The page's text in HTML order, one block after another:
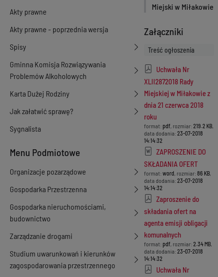
Akty prawne
Akty prawne - poprzednia wersja
Spisy
Gminna Komisja Rozwiązywania
Problemów Alkoholowych
Karta Dużej Rodziny
Jak załatwić sprawę?
Sygnalista
Menu Podmiotowe
Organizacje pozarządowe
Gospodarka Przestrzenna
Gospodarka nieruchomościami,
budownictwo
Zarządzanie drogami
Studium uwarunkowań i kierunków
zagospodarowania przestrzennego
Miejski w Miłakowie
Załączniki
Treść ogłoszenia
Uchwała Nr
XLII2872018 Rady
Miejskiej w Miłakowie z
dnia 21 czerwca 2018
roku
format: pdf, rozmiar: 219.2 KB,
data dodania: 23-07-2018
14:14:32
ZAPROSZENIE DO
SKŁADANIA OFERT
format: word, rozmiar: 86 KB,
data dodania: 23-07-2018
14:14:32
Zaproszenie do
składania ofert na
agenta emisji obligacji
komunalnych
format: pdf, rozmiar: 2.34 MB,
data dodania: 23-07-2018
14:14:32
Uchwała Nr